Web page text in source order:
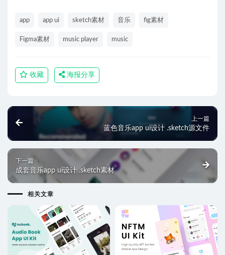
app app ui sketch素材 音乐 fig素材
Figma素材 music player music
收藏 海报分享
上一篇
蓝色音乐app ui设计 .sketch源文件
下一篇
成套音乐app ui设计 .sketch素材
相关文章